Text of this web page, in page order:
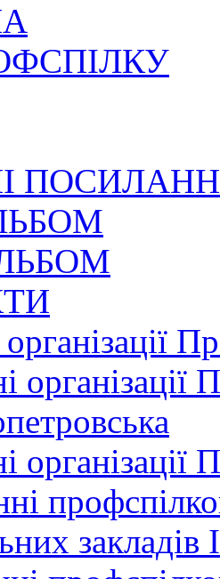
організації
організації
закладів